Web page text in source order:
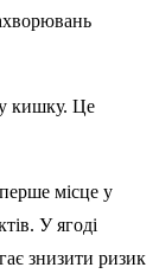
кишку. Це
місце у
У ягоді
знизити ризик